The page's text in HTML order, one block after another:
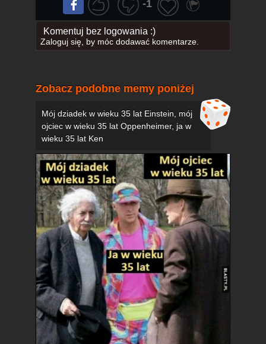
-1
Komentuj bez logowania :)
Zaloguj się, by móc dodawać komentarze.
Zobacz podobne memy poniżej
Mój dziadek w wieku 35 lat Einstein, mój
ojciec w wieku 35 lat Oppenheimer, ja w
wieku 35 lat Ken